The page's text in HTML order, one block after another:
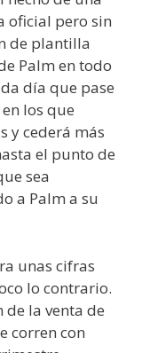
oficial pero sin
de plantilla
Palm en todo
día que pase
los que
y cederá más
el punto de
sea
a Palm a su
unas cifras
lo contrario.
de la venta de
corren con